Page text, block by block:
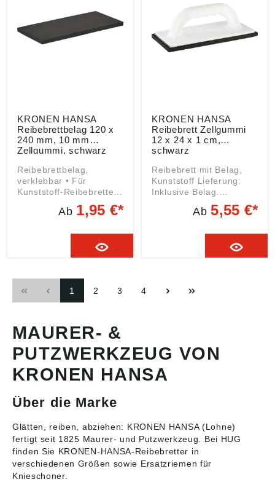
KRONEN HANSA
Reibebrettbelag 120 x
240 mm, 10 mm
Zellgummi, schwarz
Reibebrettbelag,
verklebbar • Für
Kunststoff-Reibebretter
• Verklebbar, nicht
selbstklebend Angaben
Produktsicherheitsveror
dnung ((EU) 2023/998):
Kronen-Hansa-Werk
Gewerbering 17, 49393
Lohne, DE,
info@kronen-hansa-
Ab 1,95 €*
KRONEN HANSA
Reibebrett Zellgummi
12 x 24 x 1 cm,
schwarz
Reibebrett mit Belag,
Kunststoff Lieferung:
Inklusive Belag.
Angaben gemäß
Produktsicherheitsveror
Kronen-Hansa-Werk
Gewerbering 17, 49393
werk.com
Ab5,55 €*
1 2 3 4
MAURER- &
PUTZWERKZEUG VON
KRONEN HANSA
Über die Marke
Glätten, reiben, abziehen: KRONEN HANSA (Lohne)
fertigt seit 1825 Maurer- und Putzwerkzeug . Bei HUG
finden Sie KRONEN-HANSA-Reibebretter in
verschiedenen Größen sowie Ersatzriemen für
Knieschoner.